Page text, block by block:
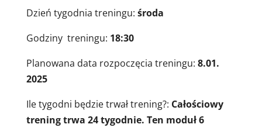
Dzień tygodnia treningu: środa
Godziny treningu: 18:30
Planowana data rozpoczęcia treningu: 8.01.
2025
Ile tygodni będzie trwał trening?: Całościowy
trening trwa 24 tygodnie. Ten moduł 6